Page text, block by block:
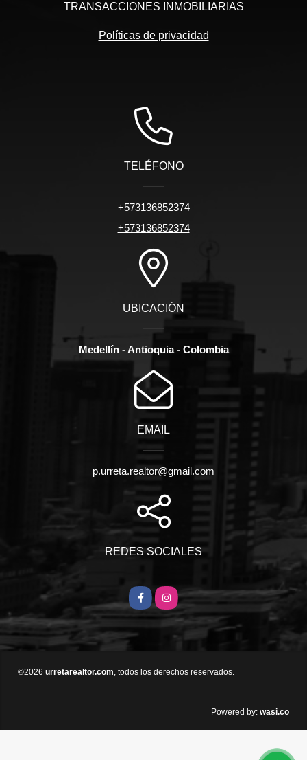
TRANSACCIONES INMOBILIARIAS
Políticas de privacidad
TELÉFONO
+573136852374
+573136852374
UBICACIÓN
Medellín - Antioquia - Colombia
EMAIL
p.urreta.realtor@gmail.com
REDES SOCIALES
FacebookInstagram
©2026 urretarealtor.com, todos los derechos reservados.
Powered by: wasi.co